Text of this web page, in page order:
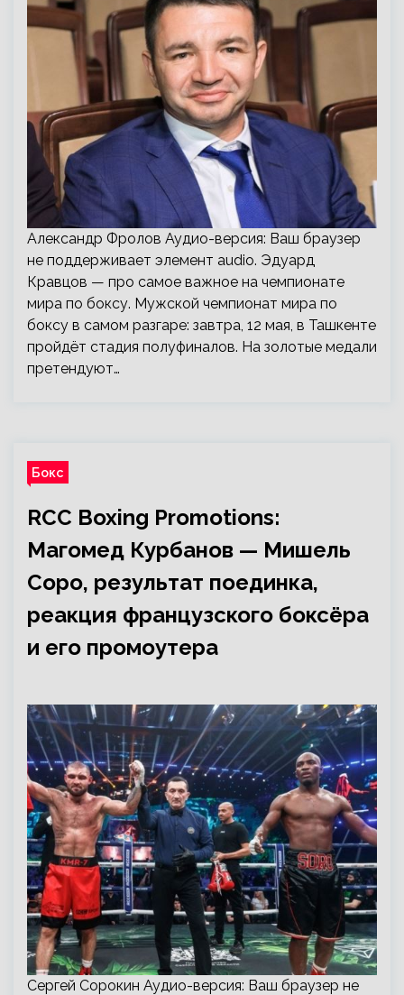
Александр Фролов Аудио-версия: Ваш браузер
не поддерживает элемент audio. Эдуард
Кравцов — про самое важное на чемпионате
мира по боксу. Мужской чемпионат мира по
боксу в самом разгаре: завтра, 12 мая, в Ташкенте
пройдёт стадия полуфиналов. На золотые медали
претендуют…
Бокс
RCC Boxing Promotions:
Магомед Курбанов — Мишель
Соро, результат поединка,
реакция французского боксёра
и его промоутера
Сергей Сорокин Аудио-версия: Ваш браузер не